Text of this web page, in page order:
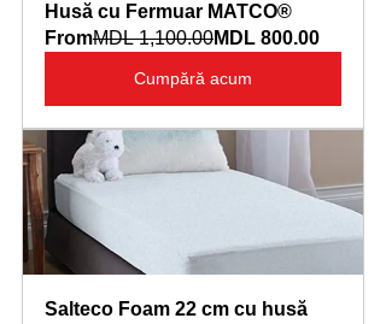
Husă cu Fermuar MATCO®
FromMDL 1,100.00MDL 800.00
Cumpără acum
Salteco Foam 22 cm cu husă